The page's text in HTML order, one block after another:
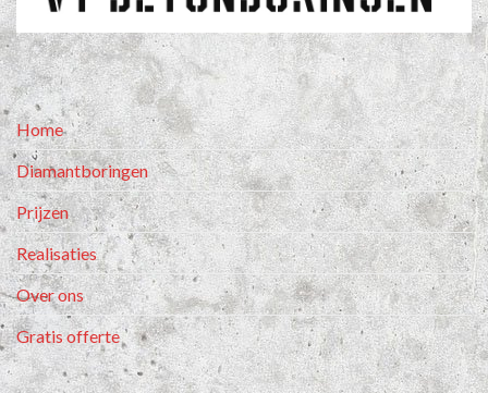
Home
Diamantboringen
Prijzen
Realisaties
Over ons
Gratis offerte